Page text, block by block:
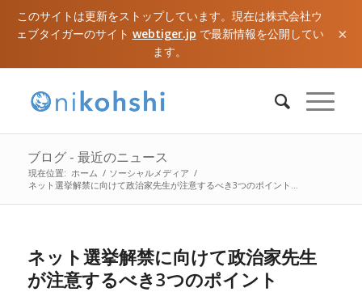
このサイトは更新をストップしています。現在は株式会社ウ
ェブタイガーのサイト webtiger.jp で最新情報を公開してい
ます。
×
ブログ - 最近のニュース
現在位置: ホーム / ソーシャルメディア /
ネット選挙解禁に向けて政治家先生が注意するべき3つのポイント...
ネット選挙解禁に向けて政治家先生
が注意するべき3つのポイント